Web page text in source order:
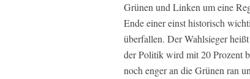
Grünen und Linken um eine
Ende einer einst historisch
überfallen. Der Wahlsieger
der Politik wird mit 20 Prozent
noch enger an die Grünen ran